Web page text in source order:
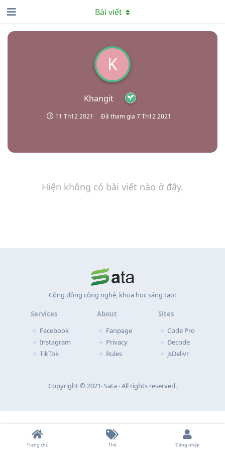
K
Khangit
11 Th12 2021 Đã tham gia 7 Th12 2021
Bài viết
Hiện không có bài viết nào ở đây.
Cộng đồng công nghệ, khoa học sáng tạo!
Services
Facebook
Instagram
TikTok
About
Fanpage
Privacy
Rules
Sites
Code Pro
Decode
jsDelivr
Copyright © 2021‧ Sata ‧ All rights reserved.
Trang chủ Thẻ Đăng nhập